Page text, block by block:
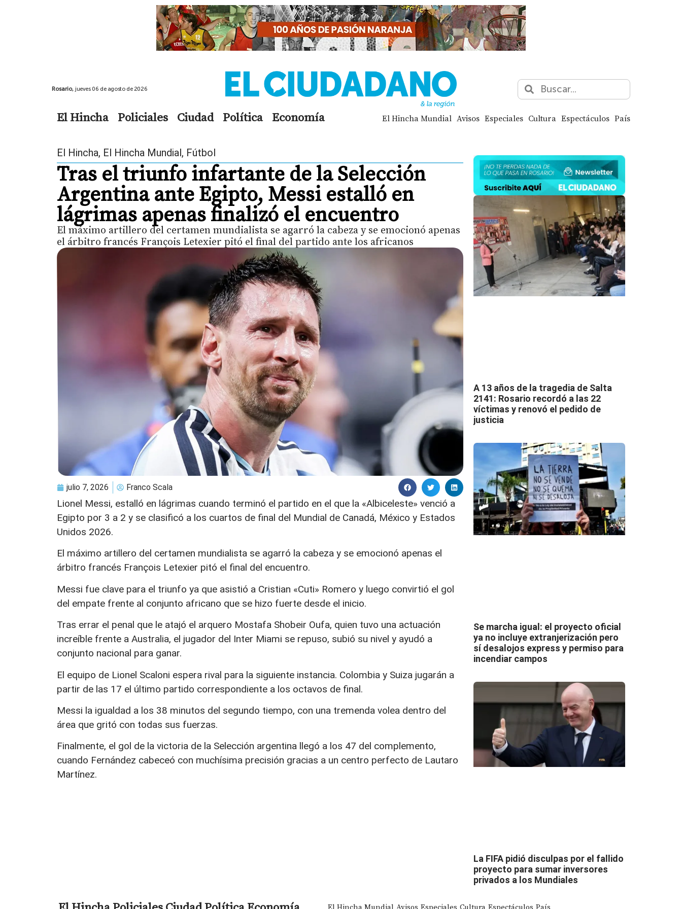
Rosario, jueves 06 de agosto de 2026
El Hincha Policiales Ciudad Política Economía El Hincha Mundial Avisos Especiales Cultura Espectáculos País
El Hincha, El Hincha Mundial, Fútbol
Tras el triunfo infartante de la Selección
Argentina ante Egipto, Messi estalló en
lágrimas apenas finalizó el encuentro
El máximo artillero del certamen mundialista se agarró la cabeza y se emocionó apenas
el árbitro francés François Letexier pitó el final del partido ante los africanos
julio 7, 2026 Franco Scala
Lionel Messi, estalló en lágrimas cuando terminó el partido en el que la «Albiceleste» venció a
Egipto por 3 a 2 y se clasificó a los cuartos de final del Mundial de Canadá, México y Estados
Unidos 2026.
El máximo artillero del certamen mundialista se agarró la cabeza y se emocionó apenas el
árbitro francés François Letexier pitó el final del encuentro.
Messi fue clave para el triunfo ya que asistió a Cristian «Cuti» Romero y luego convirtió el gol
del empate frente al conjunto africano que se hizo fuerte desde el inicio.
Tras errar el penal que le atajó el arquero Mostafa Shobeir Oufa, quien tuvo una actuación
increíble frente a Australia, el jugador del Inter Miami se repuso, subió su nivel y ayudó a
conjunto nacional para ganar.
El equipo de Lionel Scaloni espera rival para la siguiente instancia. Colombia y Suiza jugarán a
partir de las 17 el último partido correspondiente a los octavos de final.
Messi la igualdad a los 38 minutos del segundo tiempo, con una tremenda volea dentro del
área que gritó con todas sus fuerzas.
Finalmente, el gol de la victoria de la Selección argentina llegó a los 47 del complemento,
cuando Fernández cabeceó con muchísima precisión gracias a un centro perfecto de Lautaro
Martínez.
A 13 años de la tragedia de Salta
2141: Rosario recordó a las 22
víctimas y renovó el pedido de
justicia
Se marcha igual: el proyecto oficial
ya no incluye extranjerización pero
sí desalojos express y permiso para
incendiar campos
La FIFA pidió disculpas por el fallido
proyecto para sumar inversores
privados a los Mundiales
El Hincha Mundial Avisos Especiales Cultura Espectáculos País